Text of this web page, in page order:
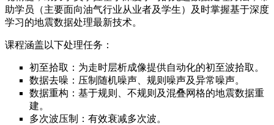
助学员（主要面向油气行业从业者及学生）及时掌握基于深度
学习的地震数据处理最新技术。
课程涵盖以下处理任务：
初至拾取：为走时层析成像提供自动化的初至波拾取。
数据去噪：压制随机噪声、规则噪声及异常噪声。
数据重构：基于规则、不规则及混叠网格的地震数据重
建。
多次波压制：有效衰减多次波。